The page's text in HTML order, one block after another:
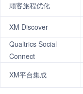
顾客旅程优化
XM Discover
Qualtrics Social
Connect
XM平台集成